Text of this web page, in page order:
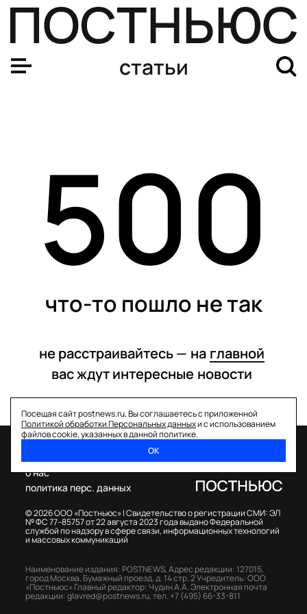
статьи
500
что-то пошло не так
не расстраивайтесь — на главной
вас ждут интересные новости
Посещая сайт postnews.ru, Вы соглашаетесь с приложенной
Политикой обработки Персональных данныхи с использованием
файлов cookie, указанных в данной политике.
ОК
© 2026 ООО «Постньюс» |Свидетельство о регистрации СМИ: ЭЛ
№ ФС 77–85757 от 22 августа 2023 года выдано Федеральной
службой по надзору в сфере связи, информационных технологий
и массовых коммуникаций
о нас
политика перс. данных
Наименование издания: POSTNEWS,Адрес редакции: 127015,
город Москва, Бумажный проезд, д. 14 стр. 2Учредитель: ООО
«Постньюс» Главный редактор: Чудин А.А.Электронная почта
редакции:glavred@postnews.ru,тел. +7 (495) 66-33-811